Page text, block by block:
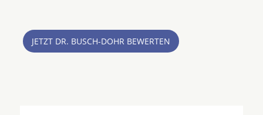
JETZT DR. BUSCH-DOHR BEWERTEN